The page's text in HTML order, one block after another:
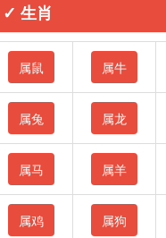
✓ 生肖
属鼠 属牛
属兔 属龙
属马 属羊
属鸡 属狗